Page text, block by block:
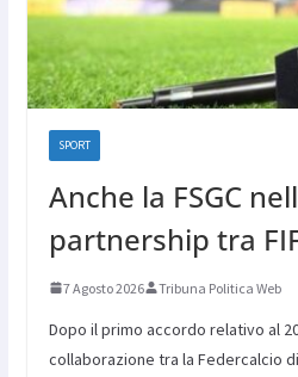
SPORT
Anche la FSGC
partnership tra
7 Agosto 2026 Tribuna Politica Web
Dopo il primo accordo relativo al
collaborazione tra la Federcalcio